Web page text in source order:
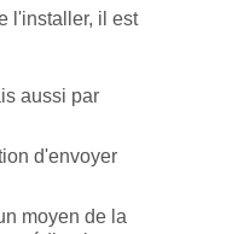
l'installer, il est
aussi par
d'envoyer
moyen de la